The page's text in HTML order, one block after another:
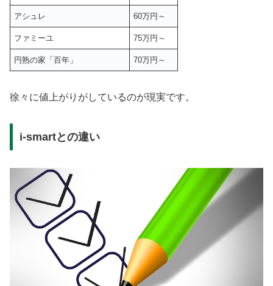
アシュレ 60万円～
ファミーユ 75万円～
円熟の家「百年」 70万円～
徐々に値上がりがしているのが現実です。
i-smartとの違い